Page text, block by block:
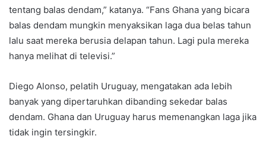
tentang balas dendam,” katanya. “Fans Ghana yang bicara
balas dendam mungkin menyaksikan laga dua belas tahun
lalu saat mereka berusia delapan tahun. Lagi pula mereka
hanya melihat di televisi.”
Diego Alonso, pelatih Uruguay, mengatakan ada lebih
banyak yang dipertaruhkan dibanding sekedar balas
dendam. Ghana dan Uruguay harus memenangkan laga jika
tidak ingin tersingkir.